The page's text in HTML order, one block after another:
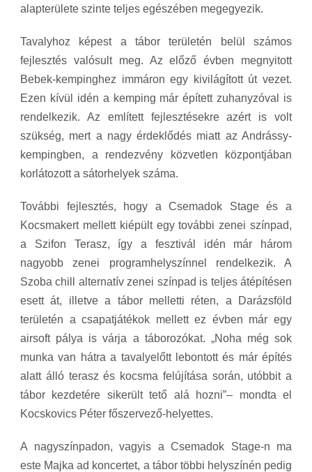
alapterülete szinte teljes egészében megegyezik.
Tavalyhoz képest a tábor területén belül számos
fejlesztés valósult meg. Az előző évben megnyitott
Bebek-kempinghez immáron egy kivilágított út vezet.
Ezen kívül idén a kemping már épített zuhanyzóval is
rendelkezik. Az említett fejlesztésekre azért is volt
szükség, mert a nagy érdeklődés miatt az Andrássy-
kempingben, a rendezvény közvetlen központjában
korlátozott a sátorhelyek száma.
További fejlesztés, hogy a Csemadok Stage és a
Kocsmakert mellett kiépült egy további zenei színpad,
a Szifon Terasz, így a fesztivál idén már három
nagyobb zenei programhelyszínnel rendelkezik. A
Szoba chill alternatív zenei színpad is teljes átépítésen
esett át, illetve a tábor melletti réten, a Darázsföld
területén a csapatjátékok mellett ez évben már egy
airsoft pálya is várja a táborozókat. „Noha még sok
munka van hátra a tavalyelőtt lebontott és már építés
alatt álló terasz és kocsma felújítása során, utóbbit a
tábor kezdetére sikerült tető alá hozni”– mondta el
Kocskovics Péter főszervező-helyettes.
A nagyszínpadon, vagyis a Csemadok Stage-n ma
este Majka ad koncertet, a tábor többi helyszínén pedig